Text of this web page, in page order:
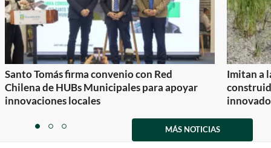
Santo Tomás firma convenio con Red
Chilena de HUBs Municipales para apoyar
innovaciones locales
Imitan a
itemitemitem
MÁS NOTICIAS